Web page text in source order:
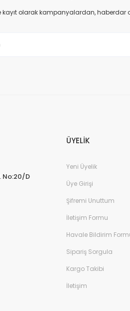
kayıt olarak kampanyalardan, haberdar
No:20/D
ÜYELİK
Yeni Üyelik
Üye Girişi
Şifremi Unuttum
İletişim Formu
Havale Bildirim
Sipariş Sorgula
Kargo Takibi
İletişim